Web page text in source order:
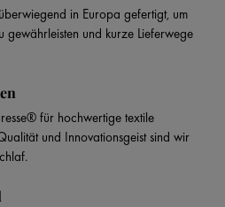
in Europa gefertigt, um
gewährleisten und kurze Lieferwege
für hochwertige textile
und Innovationsgeist sind wir